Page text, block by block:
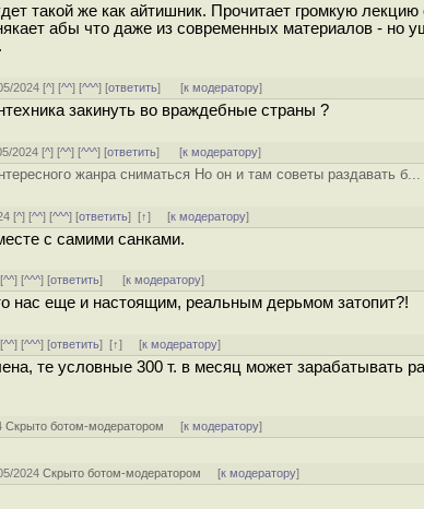
такой же как айтишник. Прочитает громкую
абы что даже из современных материалов - но
2024 [^] [^^] [^^^] [ответить] [к модератору]
закинуть во враждебные страны ?
2024 [^] [^^] [^^^] [ответить] [к модератору]
жанра сниматься Но он и там советы раздавать б...
[^] [^^] [^^^] [ответить][↑] [к модератору]
с самими санками.
^^] [^^^] [ответить] [к модератору]
нас еще и настоящим, реальным дерьмом затопит?!
^^] [^^^] [ответить][↑] [к модератору]
те условные 300 т. в месяц может зарабатывать
Скрыто ботом-модератором [к модератору]
2024Скрыто ботом-модератором [к модератору]